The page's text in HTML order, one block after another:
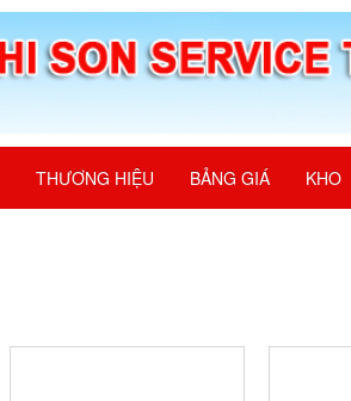
THƯƠNG HIỆU BẢNG GIÁ KHO